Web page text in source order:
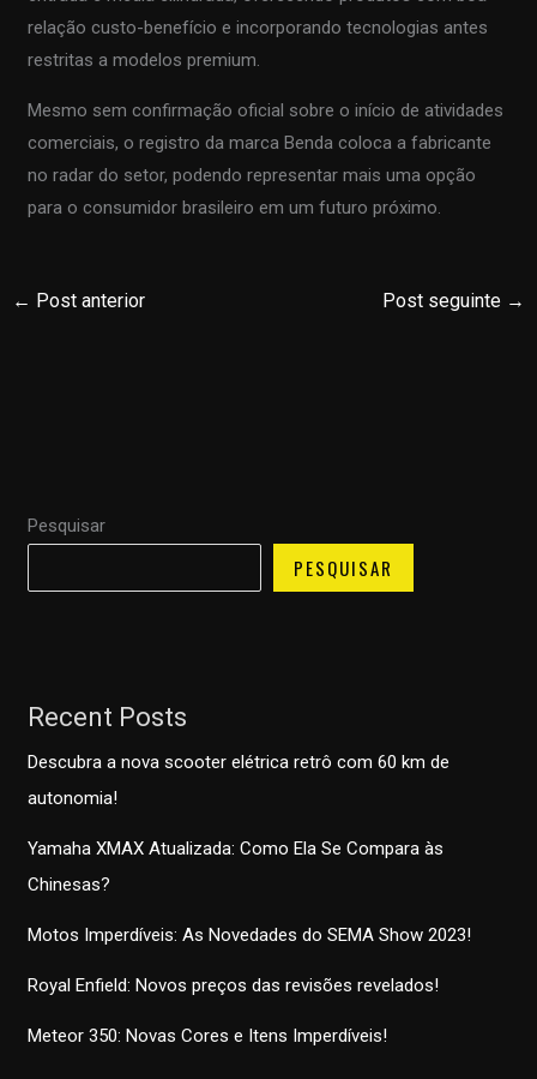
relação custo-benefício e incorporando tecnologias antes
restritas a modelos premium.
Mesmo sem confirmação oficial sobre o início de atividades
comerciais, o registro da marca Benda coloca a fabricante
no radar do setor, podendo representar mais uma opção
para o consumidor brasileiro em um futuro próximo.
← Post anterior Post seguinte →
Pesquisar
PESQUISAR
Recent Posts
Descubra a nova scooter elétrica retrô com 60 km de
autonomia!
Yamaha XMAX Atualizada: Como Ela Se Compara às
Chinesas?
Motos Imperdíveis: As Novedades do SEMA Show 2023!
Royal Enfield: Novos preços das revisões revelados!
Meteor 350: Novas Cores e Itens Imperdíveis!